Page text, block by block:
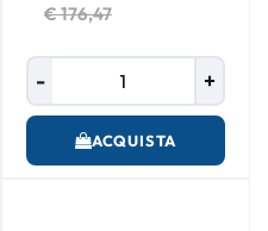
€ 176,47
ACQUISTA